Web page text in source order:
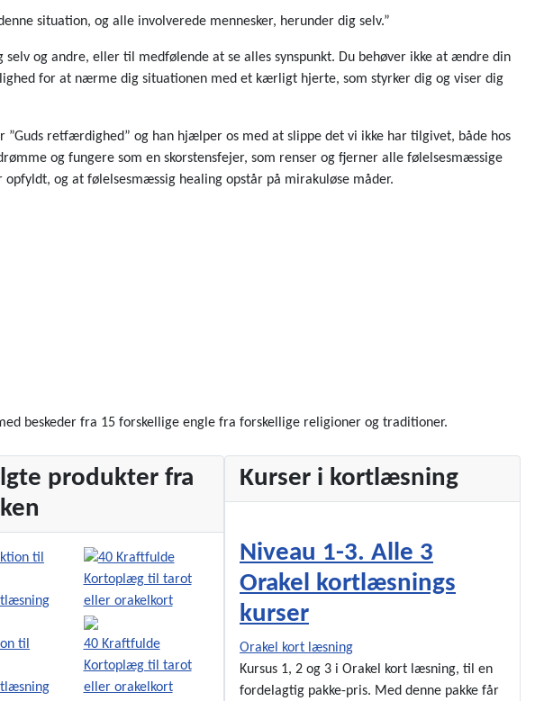
situation, og alle involverede mennesker, herunder dig selv.”
og andre, eller til medfølende at se alles synspunkt. Du behøver ikke at ændre din
for at nærme dig situationen med et kærligt hjerte, som styrker dig og viser dig
retfærdighed” og han hjælper os med at slippe det vi ikke har tilgivet, både hos
og fungere som en skorstensfejer, som renser og fjerner alle følelsesmæssige
og at følelsesmæssig healing opstår på mirakuløse måder.
beskeder fra 15 forskellige engle fra forskellige religioner og traditioner.
produkter fra
til
40 Kraftfulde
Kortoplæg til tarot
eller orakelkort
Kurser i kortlæsning
Niveau 1-3. Alle 3
Orakel kortlæsnings
kurser
Orakel kort læsning
Kursus 1, 2 og 3 i Orakel kort læsning, til en
fordelagtig pakke-pris. Med denne pakke får